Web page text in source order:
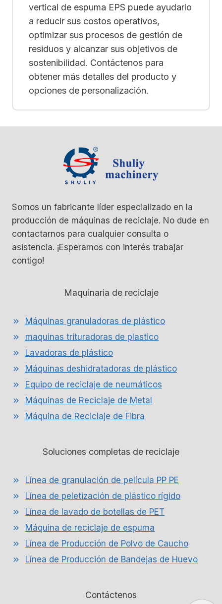
vertical de espuma EPS puede ayudarlo
a reducir sus costos operativos,
optimizar sus procesos de gestión de
residuos y alcanzar sus objetivos de
sostenibilidad. Contáctenos para
obtener más detalles del producto y
opciones de personalización.
Somos un fabricante líder especializado en la
producción de máquinas de reciclaje. No dude en
contactarnos para cualquier consulta o
asistencia. ¡Esperamos con interés trabajar
contigo!
Maquinaria de reciclaje
Máquinas granuladoras de plástico
maquinas trituradoras de plastico
Lavadoras de plástico
Máquinas deshidratadoras de plástico
Equipo de reciclaje de neumáticos
Máquinas de Reciclaje de Metal
Máquina de Reciclaje de Fibra
Soluciones completas de reciclaje
Línea de granulación de película PP PE
Línea de peletización de plástico rígido
Línea de lavado de botellas de PET
Máquina de reciclaje de espuma
Línea de Producción de Polvo de Caucho
Línea de Producción de Bandejas de Huevo
Contáctenos